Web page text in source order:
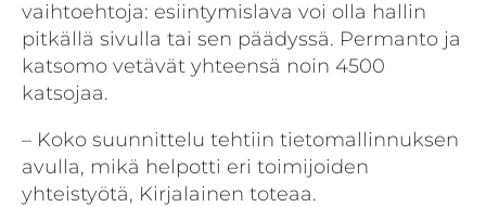
vaihtoehtoja: esiintymislava voi olla hallin
pitkällä sivulla tai sen päädyssä. Permanto ja
katsomo vetävät yhteensä noin 4500
katsojaa.
– Koko suunnittelu tehtiin tietomallinnuksen
avulla, mikä helpotti eri toimijoiden
yhteistyötä, Kirjalainen toteaa.